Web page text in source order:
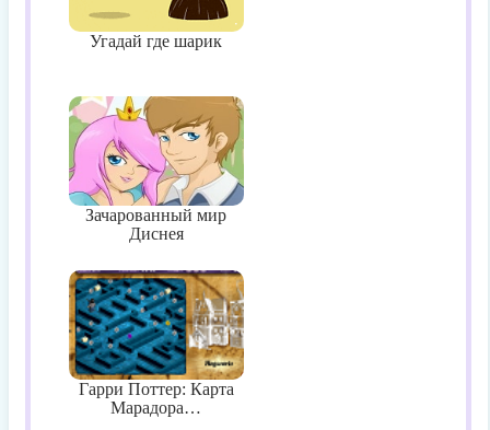
Угадай где шарик
Зачарованный мир
Диснея
Гарри Поттер: Карта
Марадора…